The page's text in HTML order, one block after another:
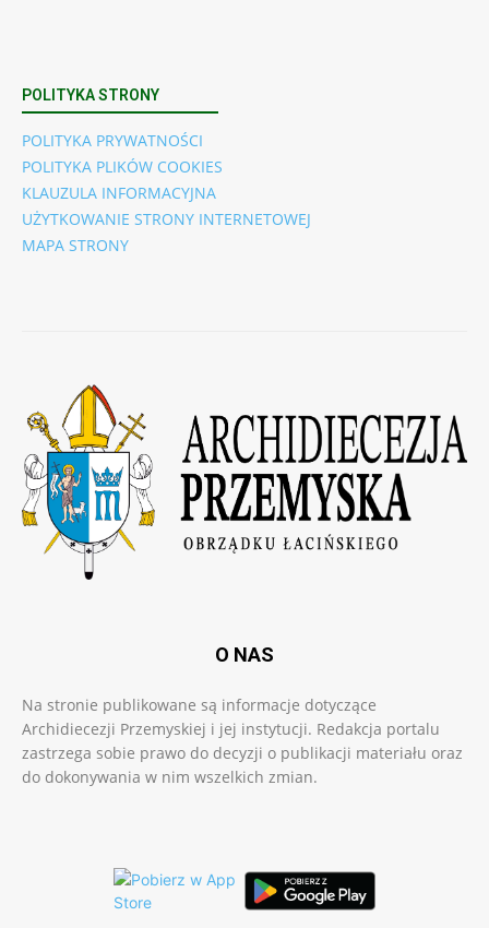
POLITYKA STRONY
POLITYKA PRYWATNOŚCI
POLITYKA PLIKÓW COOKIES
KLAUZULA INFORMACYJNA
UŻYTKOWANIE STRONY INTERNETOWEJ
MAPA STRONY
O NAS
Na stronie publikowane są informacje dotyczące
Archidiecezji Przemyskiej i jej instytucji. Redakcja portalu
zastrzega sobie prawo do decyzji o publikacji materiału oraz
do dokonywania w nim wszelkich zmian.